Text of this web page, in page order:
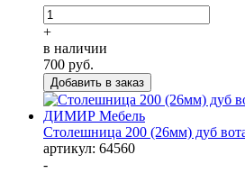
+
в наличии
700 руб.
Столешница 200 (26мм) дуб
артикул: 64560
-